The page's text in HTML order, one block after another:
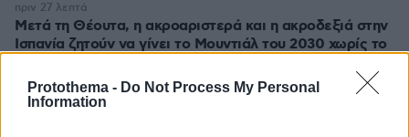
Protothema - Do Not Process My Personal
Information
Μετά τη Θέουτα, η ακροαριστερά και η ακροδεξιά στην
Ισπανία ζητούν να γίνει το Μουντιάλ του 2030 χωρίς το
πριν 27 λεπτά
Αντικαταθλιπτικά: Γιατί η διακοπή τους προκαλεί φόβο –
πριν 31 λεπτά